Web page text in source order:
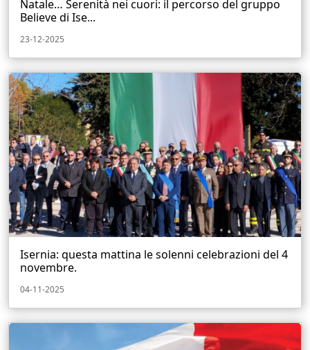
Natale… Serenità nei cuori: il percorso del gruppo
Believe di Ise...
23-12-2025
Isernia: questa mattina le solenni celebrazioni del 4
novembre.
04-11-2025